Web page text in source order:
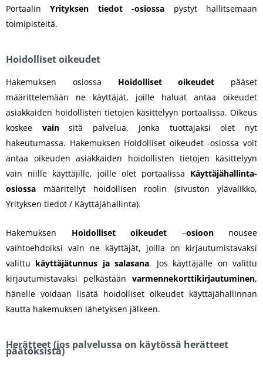
PortaalinYrityksen tiedot -osiossa pystyt hallitsemaan
toimipisteitä.
Hoidolliset oikeudet
Hakemuksen osiossa Hoidolliset oikeudet pääset
määrittelemään ne käyttäjät, joille haluat antaa oikeudet
asiakkaiden hoidollisten tietojen käsittelyyn portaalissa. Oikeus
koskee vainsitä palvelua, jonka tuottajaksi olet nyt
hakeutumassa. Hakemuksen Hoidolliset oikeudet -osiossa voit
antaa oikeuden asiakkaiden hoidollisten tietojen käsittelyyn
vain niille käyttäjille, joille olet portaalissa Käyttäjähallinta-
osiossa määritellyt hoidollisen roolin (sivuston ylävalikko,
Yrityksen tiedot / Käyttäjähallinta).
Hakemuksen Hoidolliset oikeudet –osioonnousee
vaihtoehdoiksi vain ne käyttäjät, joilla on kirjautumistavaksi
valittu käyttäjätunnus ja salasana. Jos käyttäjälle on valittu
kirjautumistavaksi pelkästään varmennekorttikirjautuminen,
hänelle voidaan lisätä hoidolliset oikeudet käyttäjähallinnan
kautta hakemuksen lähetyksen jälkeen.
Herätteet (jos palvelussa on käytössä herätteet
päätöksistä)